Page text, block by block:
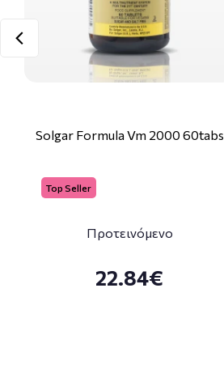
Solgar Formula Vm 2000 60tabs
Top Seller
Προτεινόμενο
22.84€